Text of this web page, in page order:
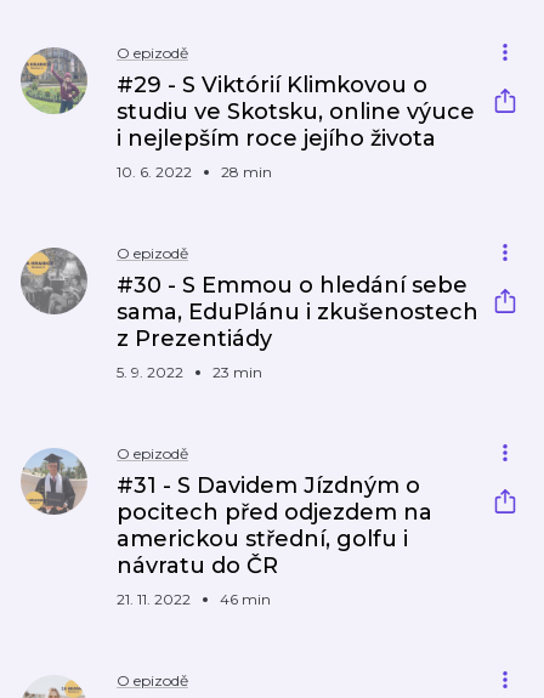
O epizodě
#29 - S Viktórií Klimkovou o
studiu ve Skotsku, online výuce
i nejlepším roce jejího života
10. 6. 2022 28 min
O epizodě
#30 - S Emmou o hledání sebe
sama, EduPlánu i zkušenostech
z Prezentiády
5. 9. 2022 23 min
O epizodě
#31 - S Davidem Jízdným o
pocitech před odjezdem na
americkou střední, golfu i
návratu do ČR
21. 11. 2022 46 min
O epizodě